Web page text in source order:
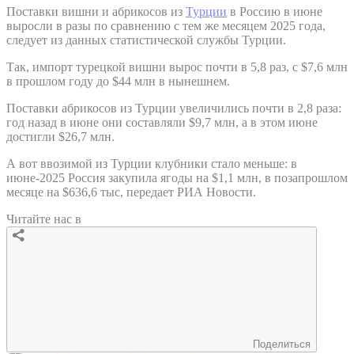
Поставки вишни и абрикосов из Турции в Россию в июне
выросли в разы по сравнению с тем же месяцем 2025 года,
следует из данных статистической службы Турции.
Так, импорт турецкой вишни вырос почти в 5,8 раз, с $7,6 млн
в прошлом году до $44 млн в нынешнем.
Поставки абрикосов из Турции увеличились почти в 2,8 раза:
год назад в июне они составляли $9,7 млн, а в этом июне
достигли $26,7 млн.
А вот ввозимой из Турции клубники стало меньше: в
июне-2025 Россия закупила ягоды на $1,1 млн, в позапрошлом
месяце на $636,6 тыс, передает РИА Новости.
Читайте нас в
Поделиться